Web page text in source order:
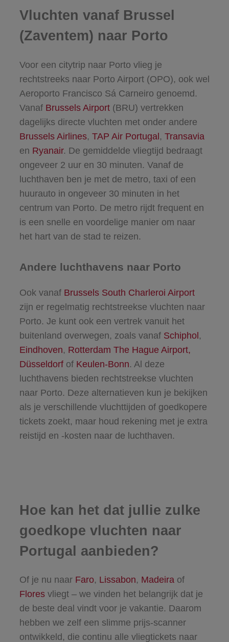
Vluchten vanaf Brussel
(Zaventem) naar Porto
Voor een citytrip naar Porto vlieg je
rechtstreeks naar Porto Airport (OPO), ook wel
Aeroporto Francisco Sá Carneiro genoemd.
Vanaf Brussels Airport(BRU) vertrekken
dagelijks directe vluchten met onder andere
Brussels Airlines, TAP Air Portugal, Transavia
en Ryanair. De gemiddelde vliegtijd bedraagt
ongeveer 2 uur en 30 minuten. Vanaf de
luchthaven ben je met de metro, taxi of een
huurauto in ongeveer 30 minuten in het
centrum van Porto. De metro rijdt frequent en
is een snelle en voordelige manier om naar
het hart van de stad te reizen.
Andere luchthavens naar Porto
Ook vanaf Brussels South Charleroi Airport
zijn er regelmatig rechtstreekse vluchten naar
Porto. Je kunt ook een vertrek vanuit het
buitenland overwegen, zoals vanaf Schiphol,
Eindhoven, Rotterdam The Hague Airport,
Düsseldorfof Keulen-Bonn. Al deze
luchthavens bieden rechtstreekse vluchten
naar Porto. Deze alternatieven kun je bekijken
als je verschillende vluchttijden of goedkopere
tickets zoekt, maar houd rekening met je extra
reistijd en -kosten naar de luchthaven.
Hoe kan het dat jullie zulke
goedkope vluchten naar
Portugal aanbieden?
Of je nu naar Faro, Lissabon, Madeiraof
Floresvliegt – we vinden het belangrijk dat je
de beste deal vindt voor je vakantie. Daarom
hebben we zelf een slimme prijs-scanner
ontwikkeld, die continu alle vliegtickets naar